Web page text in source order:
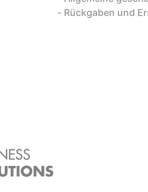
Rückgaben und